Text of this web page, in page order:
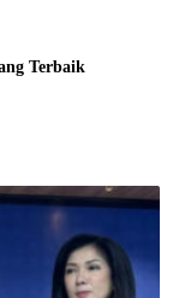
Terbaik